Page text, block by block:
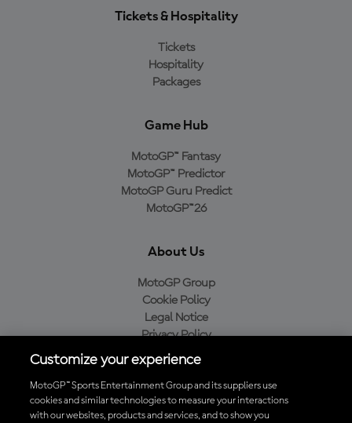
Tickets & Hospitality
Tickets
Hospitality
Packages
Game Hub
MotoGP™ Fantasy
MotoGP™ Predictor
MotoGP Guru Predict
MotoGP™26
About Us
MotoGP Group
Cookie Policy
Legal Notice
Privacy Policy
Purchase Policy
Baixe o aplicativo oficial da MotoGP™
Customize your experience
MotoGP™ Sports Entertainment Group and its suppliers use
cookies and similar technologies to measure your interactions
with our websites, products and services, and to show you